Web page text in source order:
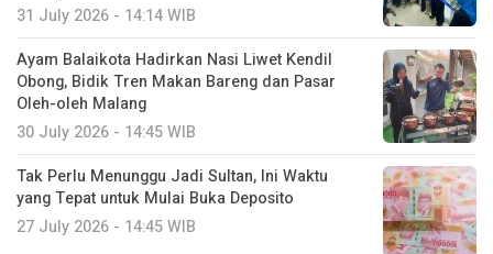
31 July 2026 - 14:14 WIB
Ayam Balaikota Hadirkan Nasi Liwet Kendil
Obong, Bidik Tren Makan Bareng dan Pasar
Oleh-oleh Malang
30 July 2026 - 14:45 WIB
Tak Perlu Menunggu Jadi Sultan, Ini Waktu
yang Tepat untuk Mulai Buka Deposito
27 July 2026 - 14:45 WIB